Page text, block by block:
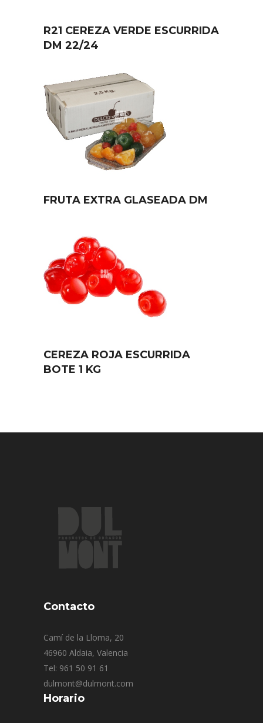
R21 CEREZA VERDE ESCURRIDA
DM 22/24
FRUTA EXTRA GLASEADA DM
CEREZA ROJA ESCURRIDA
BOTE 1 KG
Contacto
Camí de la Lloma, 20
46960 Aldaia, Valencia
Tel: 961 50 91 61
dulmont@dulmont.com
Horario